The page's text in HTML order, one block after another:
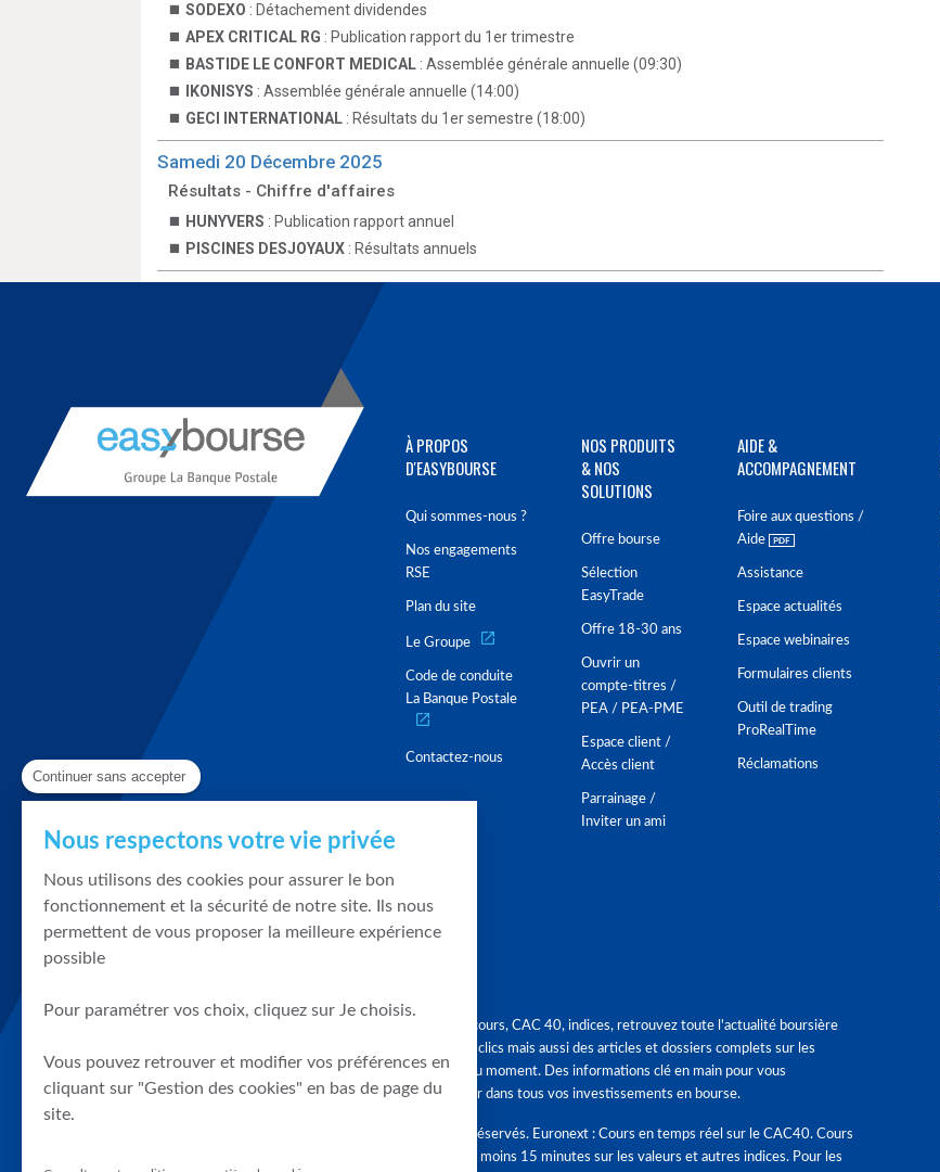
SODEXO : Détachement dividendes
APEX CRITICAL RG : Publication rapport du 1er trimestre
BASTIDE LE CONFORT MEDICAL : Assemblée générale annuelle (09:30)
IKONISYS : Assemblée générale annuelle (14:00)
GECI INTERNATIONAL : Résultats du 1er semestre (18:00)
Samedi 20 Décembre 2025
Résultats - Chiffre d'affaires
HUNYVERS : Publication rapport annuel
PISCINES DESJOYAUX : Résultats annuels
À PROPOS
D'EASYBOURSE
Qui sommes-nous ?
Nos engagements
RSE
Plan du site
Le Groupe
Code de conduite
La Banque Postale
Contactez-nous
NOS PRODUITS
& NOS
SOLUTIONS
Offre bourse
Sélection
EasyTrade
Offre 18-30 ans
Ouvrir un
compte-titres /
PEA / PEA-PME
Espace client /
Accès client
Parrainage /
Inviter un ami
AIDE &
ACCOMPAGNEMENT
Foire aux questions /
Aide
Assistance
Espace actualités
Espace webinaires
Formulaires clients
Outil de trading
ProRealTime
Réclamations
Graphique, cours, CAC 40, indices, retrouvez toute l'actualité boursière
en quelques clics mais aussi des articles et dossiers complets sur les
tendances du moment. Des informations clé en main pour vous
accompagner dans tous vos investissements en bourse.
Tous droits réservés. Euronext : Cours en temps réel sur le CAC40. Cours
différés d'au moins 15 minutes sur les valeurs et autres indices. Pour les
Continuer sans accepter
Nous respectons votre vie privée
Nous utilisons des cookies pour assurer le bon
fonctionnement et la sécurité de notre site. Ils nous
permettent de vous proposer la meilleure expérience
possible
Pour paramétrer vos choix, cliquez sur Je choisis.
Vous pouvez retrouver et modifier vos préférences en
cliquant sur "Gestion des cookies" en bas de page du
site.